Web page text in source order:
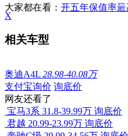
大家都在看： 开五年保值率
X
相关车型
奥迪A4L 28.98-40.08万
支付宝询价 询底价
网友还看了
宝马3系 31.8-39.99万 询底价
君越 20.99-23.99万 询底价